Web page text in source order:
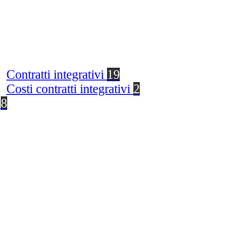
Contratti integrativi 19
Costi contratti integrativi 2
8